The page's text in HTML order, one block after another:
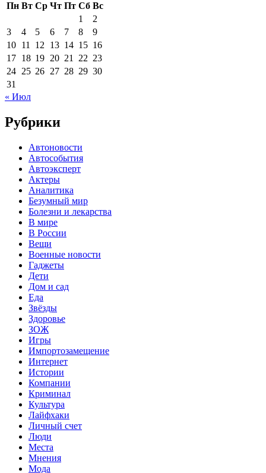
Пн Вт Ср Чт Пт Сб Вс
1
2
3
4 5 6 7 8
9
10 11 12 13 14 15 16
17 18 19 20 21 22 23
24 25 26 27 28 29 30
31
« Июл
Рубрики
Автоновости
Автособытия
Автоэксперт
Актеры
Аналитика
Безумный мир
Болезни и лекарства
В мире
В России
Вещи
Военные новости
Гаджеты
Дети
Дом и сад
Еда
Звёзды
Здоровье
ЗОЖ
Игры
Импортозамещение
Интернет
Истории
Компании
Криминал
Культура
Лайфхаки
Личный счет
Люди
Места
Мнения
Мода